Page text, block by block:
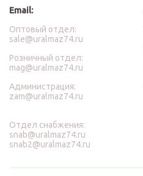
Email:
Оптовый отдел:
sale@uralmaz74.ru
Розничный отдел:
mag@uralmaz74.ru
Администрация:
zam@uralmaz74.ru
Отдел снабжения:
snab@uralmaz74.ru
snab2@uralmaz74.ru